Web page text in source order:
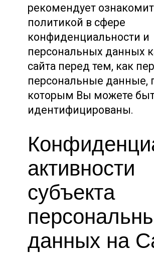
рекомендует
политикой в сфере
конфиденциальности и
персональных данных
сайта перед тем, как
персональные данные,
которым Вы можете
идентифицированы.
активности
субъекта
данных на